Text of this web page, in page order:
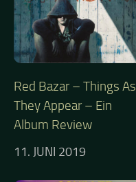
Red Bazar – Things As
They Appear – Ein
Album Review
11. JUNI 2019